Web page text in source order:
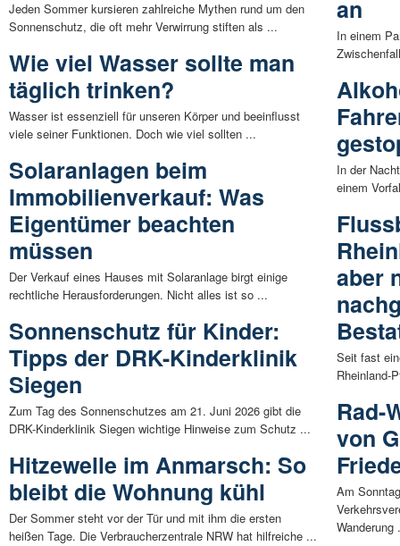
Jeden Sommer kursieren zahlreiche Mythen rund um den
Sonnenschutz, die oft mehr Verwirrung stiften als ...
Wie viel Wasser sollte man
täglich trinken?
Wasser ist essenziell für unseren Körper und beeinflusst
viele seiner Funktionen. Doch wie viel sollten ...
Solaranlagen beim
Immobilienverkauf: Was
Eigentümer beachten
müssen
Der Verkauf eines Hauses mit Solaranlage birgt einige
rechtliche Herausforderungen. Nicht alles ist so ...
Sonnenschutz für Kinder:
Tipps der DRK-Kinderklinik
Siegen
Zum Tag des Sonnenschutzes am 21. Juni 2026 gibt die
DRK-Kinderklinik Siegen wichtige Hinweise zum Schutz ...
Hitzewelle im Anmarsch: So
bleibt die Wohnung kühl
Der Sommer steht vor der Tür und mit ihm die ersten
heißen Tage. Die Verbraucherzentrale NRW hat hilfreiche ...
an
In einem
In der
einem
aber
Seit fast
Rheinland-
Rad-
von
Am
Wanderung